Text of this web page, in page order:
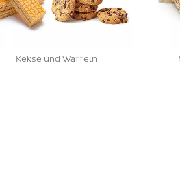
Kekse und Waffeln